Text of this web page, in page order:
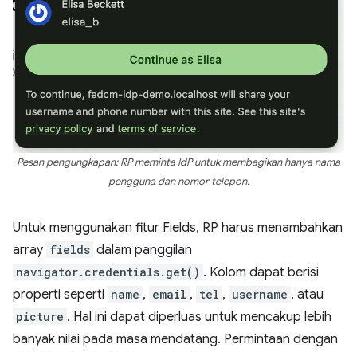
Pesan pengungkapan: RP meminta IdP untuk membagikan hanya nama
pengguna dan nomor telepon.
Untuk menggunakan fitur Fields, RP harus menambahkan
array fields dalam panggilan
navigator.credentials.get() . Kolom dapat berisi
properti seperti name , email , tel , username , atau
picture . Hal ini dapat diperluas untuk mencakup lebih
banyak nilai pada masa mendatang. Permintaan dengan